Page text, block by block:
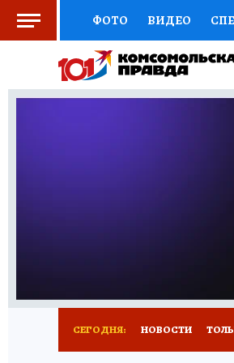
ФОТО ВИДЕО
СОЦПОДДЕРЖКА
ВЫБОР ЭКСПЕРТОВ
СЕГОДНЯ: НОВОСТИ